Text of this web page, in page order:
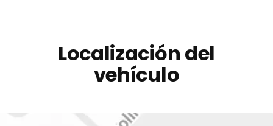
Localización del
vehículo